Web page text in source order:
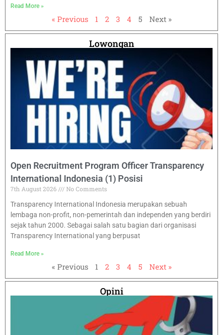
Read More »
« Previous 1 2 3 4 5 Next »
Lowongan
Open Recruitment Program Officer Transparency
International Indonesia (1) Posisi
7th August 2026
No Comments
Transparency International Indonesia merupakan sebuah
lembaga non-profit, non-pemerintah dan independen yang berdiri
sejak tahun 2000. Sebagai salah satu bagian dari organisasi
Transparency International yang berpusat
Read More »
« Previous 1 2 3 4 5 Next »
Opini